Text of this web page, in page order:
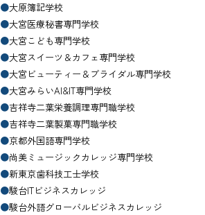
●大原簿記学校
●大宮医療秘書専門学校
●大宮こども専門学校
●大宮スイーツ＆カフェ専門学校
●大宮ビューティー＆ブライダル専門学校
●大宮みらいAI&IT専門学校
●吉祥寺二葉栄養調理専門職学校
●吉祥寺二葉製菓専門職学校
●京都外国語専門学校
●尚美ミュージックカレッジ専門学校
●新東京歯科技工士学校
●駿台ITビジネスカレッジ
●駿台外語グローバルビジネスカレッジ